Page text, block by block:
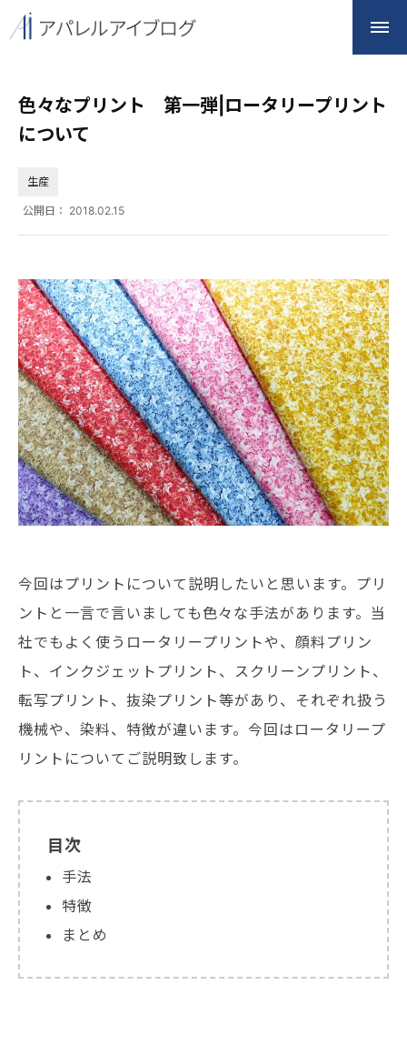
色々なプリント 第一弾|ロータリープリント
について
生産
公開日： 2018.02.15
今回はプリントについて説明したいと思います。プリ
ントと一言で言いましても色々な手法があります。当
社でもよく使うロータリープリントや、顔料プリン
ト、インクジェットプリント、スクリーンプリント、
転写プリント、抜染プリント等があり、それぞれ扱う
機械や、染料、特徴が違います。今回はロータリープ
リントについてご説明致します。
目次
手法
特徴
まとめ